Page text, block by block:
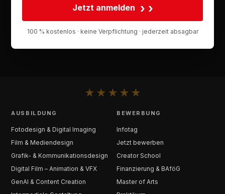
Jetzt anmelden ›
100 % kostenlos · keine Verpflichtung · jederzeit absagbar
★ ★ ★ ★ ★
AUSBILDUNG
Fotodesign & Digital Imaging
Film & Mediendesign
Grafik- & Kommunikationsdesign
Digital Film – Animation & VFX
GenAI & Content Creation
BEWERBUNG
Infotag
Jetzt bewerben
Creator School
Finanzierung & BAföG
Master of Arts